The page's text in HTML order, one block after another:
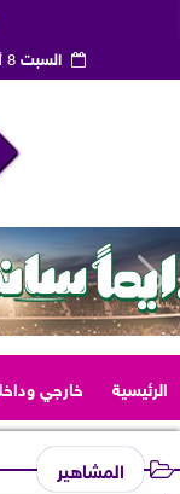
السبت8 أغسطس 2026
الرئيسية خارجي
المشاهير